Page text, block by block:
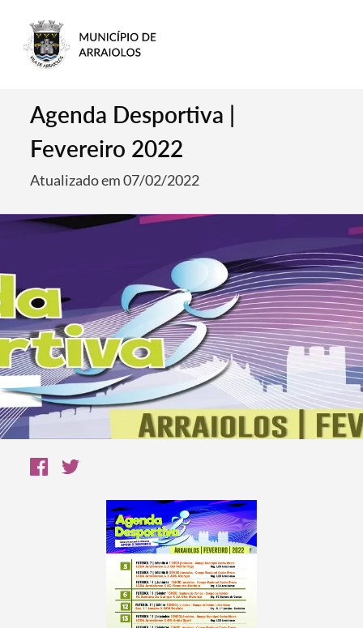
Agenda Desportiva |
Fevereiro 2022
Atualizado em 07/02/2022